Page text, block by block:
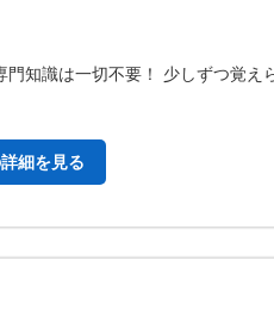
知識は一切不要！ 少しずつ覚
細を見る